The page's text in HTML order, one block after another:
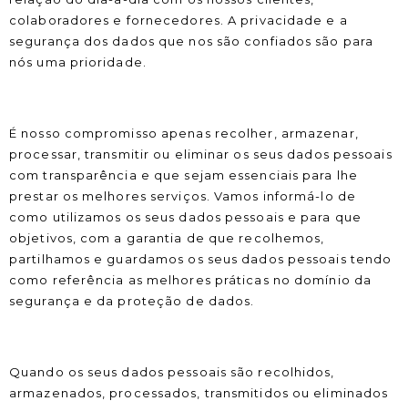
colaboradores e fornecedores. A privacidade e a
segurança dos dados que nos são confiados são para
nós uma prioridade.
É nosso compromisso apenas recolher, armazenar,
processar, transmitir ou eliminar os seus dados pessoais
com transparência e que sejam essenciais para lhe
prestar os melhores serviços. Vamos informá-lo de
como utilizamos os seus dados pessoais e para que
objetivos, com a garantia de que recolhemos,
partilhamos e guardamos os seus dados pessoais tendo
como referência as melhores práticas no domínio da
segurança e da proteção de dados.
Quando os seus dados pessoais são recolhidos,
armazenados, processados, transmitidos ou eliminados